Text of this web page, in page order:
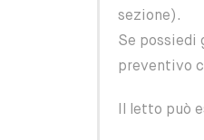
sezione).
Se possiedi
preventivo
Il letto può